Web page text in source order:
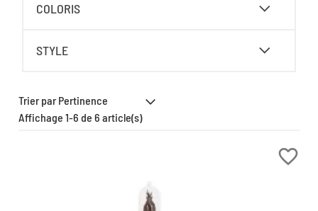
COLORIS
STYLE
Affichage 1-6 de 6 article(s)
favorite_border